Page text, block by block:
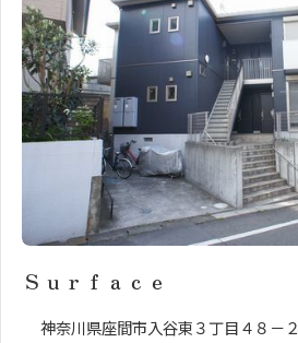
Ｓｕｒｆａｃｅ
神奈川県座間市入谷東３丁目４８－２